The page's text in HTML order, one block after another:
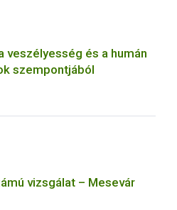
veszélyesség és a humán
szempontjából
vizsgálat – Mesevár